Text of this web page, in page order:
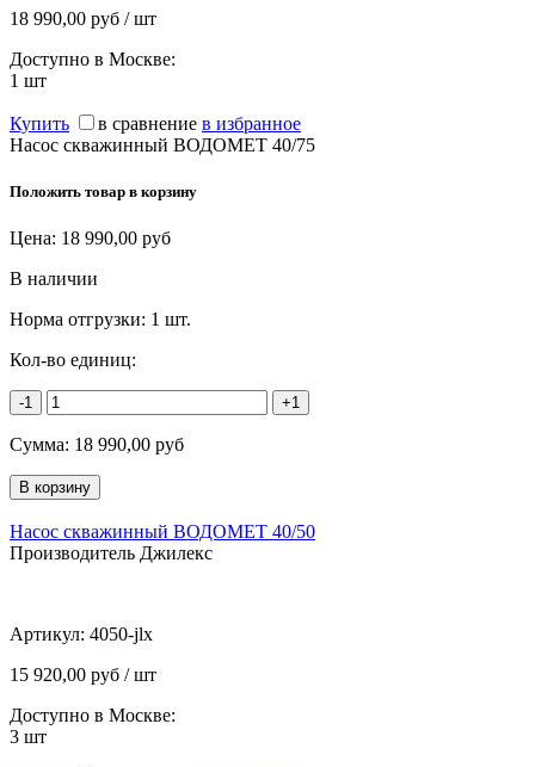
18 990,00 руб / шт
Доступно в Москве:
1 шт
Купить в сравнение в избранное
Насос скважинный ВОДОМЕТ 40/75
Положить товар в корзину
Цена: 18 990,00 руб
В наличии
Норма отгрузки: 1 шт.
Кол-во единиц:
-1 +1
Сумма: 18 990,00 руб
Насос скважинный ВОДОМЕТ 40/50
Производитель Джилекс
Артикул: 4050-jlx
15 920,00 руб / шт
Доступно в Москве:
3 шт